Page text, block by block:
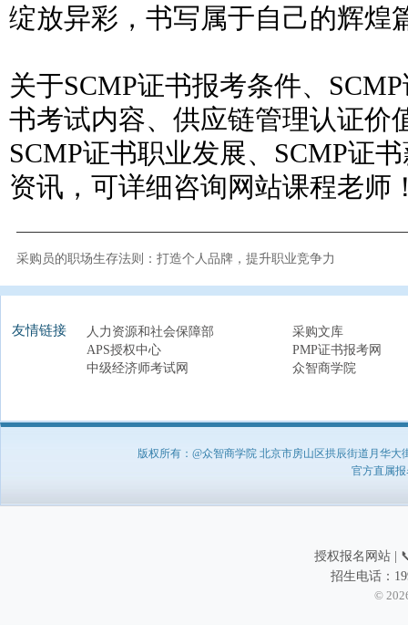
绽放异彩，书写属于自己的辉煌
关于SCMP证书报考条件、
书考试内容、供应链管理认证价
SCMP证书职业发展、SCMP证
资讯，可详细咨询网站课程老师
采购员的职场生存法则：打造个人品牌，提升职业竞争力
友情链接 人力资源和社会保障部
采购文库
APS授权中心
PMP证书报考网
中级经济师考试网
众智商学院
版权所有：@众智商学院 北京市房山区拱辰街道月华
官方直属报
授权报名网站 |
招生电话：
©